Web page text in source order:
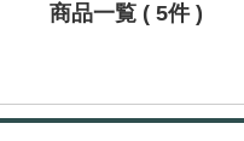
商品一覧 ( 5件 )